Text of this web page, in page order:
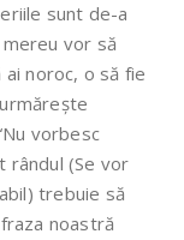
sunt de-a
vor să
noroc, o să fie
vorbesc
rândul (Se vor
trebuie să
noastră